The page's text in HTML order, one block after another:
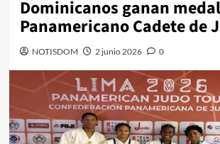
Dominicanos ganan
Panamericano Cadete de
NOTISDOM 2 junio 2026 0